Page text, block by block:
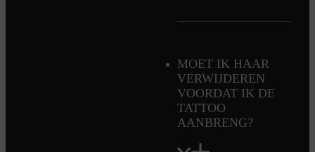
MOET IK HAAR
VERWIJDEREN
VOORDAT IK DE
TATTOO
AANBRENG?